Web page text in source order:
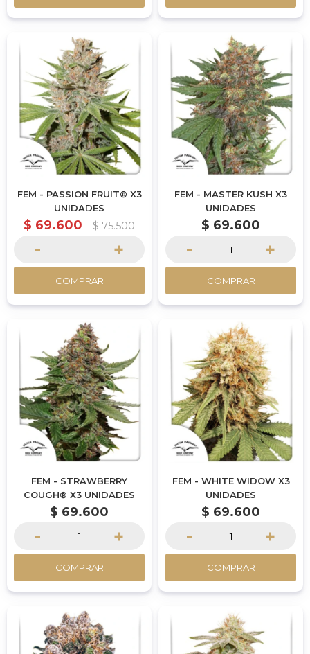
FEM - PASSION FRUIT® X3
UNIDADES
$ 69.600 $ 75.500
- +
COMPRAR
FEM - MASTER KUSH X3
UNIDADES
$ 69.600
- +
COMPRAR
FEM - STRAWBERRY
COUGH® X3 UNIDADES
$ 69.600
- +
COMPRAR
FEM - WHITE WIDOW X3
UNIDADES
$ 69.600
- +
COMPRAR